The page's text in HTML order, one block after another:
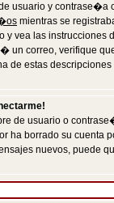
usuario y
mientras se
vea las
un correo, verifique
estas
de usuario o
ha borrado su
nuevos, puede